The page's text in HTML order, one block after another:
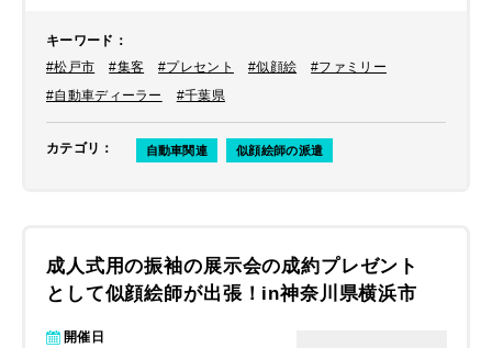
キーワード ：
#松戸市
#集客 #プレセント #似顔絵
#ファミリー
#自動車ディーラー
#千葉県
カテゴリ ： 自動車関連 似顔絵師の派遣
成人式用の振袖の展示会の成約プレゼント
として似顔絵師が出張！in神奈川県横浜市
開催日